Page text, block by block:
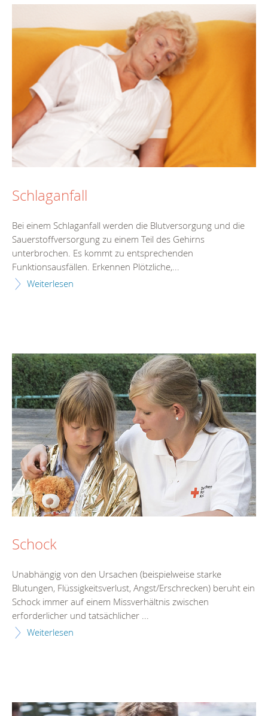
Schlaganfall
Bei einem Schlaganfall werden die Blutversorgung und die
Sauerstoffversorgung zu einem Teil des Gehirns
unterbrochen. Es kommt zu entsprechenden
Funktionsausfällen. Erkennen Plötzliche,...
Weiterlesen
Schock
Unabhängig von den Ursachen (beispielweise starke
Blutungen, Flüssigkeitsverlust, Angst/Erschrecken) beruht ein
Schock immer auf einem Missverhältnis zwischen
erforderlicher und tatsächlicher ...
Weiterlesen